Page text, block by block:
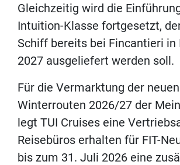
Gleichzeitig wird die
Intuition-Klasse fortgesetzt,
Schiff bereits bei Fincantieri in
2027 ausgeliefert werden soll.
Für die Vermarktung der neuen
Winterrouten 2026/27 der
legt TUI Cruises eine
Reisebüros erhalten für FIT-
bis zum 31. Juli 2026 eine